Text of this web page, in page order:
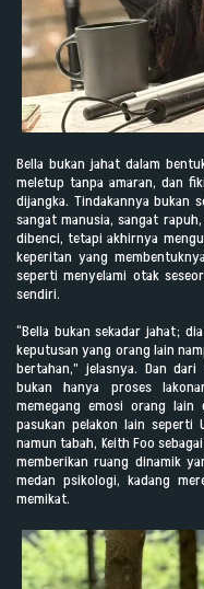
Bella bukan jahat dalam
meletup tanpa amaran, dan
dijangka. Tindakannya bukan
sangat manusia, sangat
dibenci, tetapi akhirnya
keperitan yang
seperti menyelami otak
sendiri.
“Bella bukan sekadar jahat;
keputusan yang orang lain
bertahan,” jelasnya. Dan
bukan hanya proses
memegang emosi orang lain
pasukan pelakon lain seperti
namun tabah, Keith Foo
memberikan ruang dinamik
medan psikologi, kadang
memikat.